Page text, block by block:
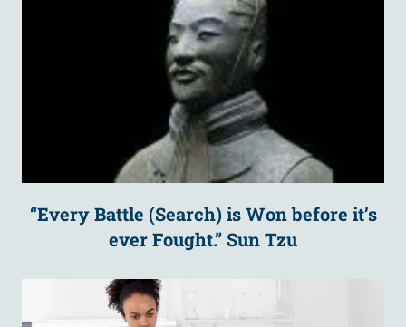
“Every Battle (Search) is Won before it’s
ever Fought.” Sun Tzu